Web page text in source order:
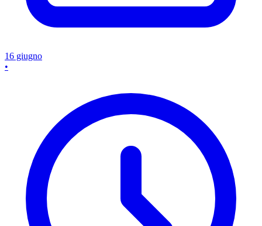
16 giugno
•